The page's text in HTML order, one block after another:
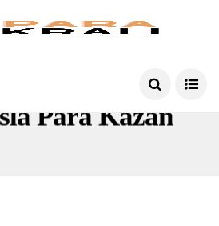
Para Kazan